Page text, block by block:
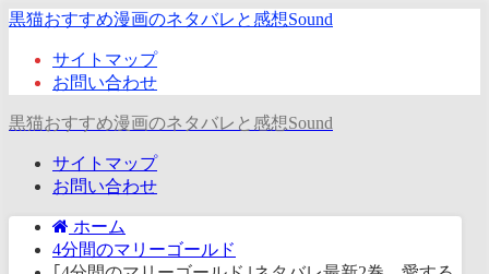
黒猫おすすめ漫画のネタバレと感想Sound
サイトマップ
お問い合わせ
黒猫おすすめ漫画のネタバレと感想Sound
サイトマップ
お問い合わせ
ホーム
4分間のマリーゴールド